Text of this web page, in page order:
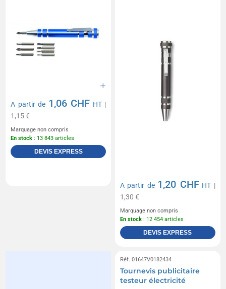
A partir de 1,06 CHF HT|
1,15 €
Marquage non compris
En stock : 13 843 articles
DEVIS EXPRESS
A partir de 1,20 CHF HT |
1,30 €
Marquage non compris
En stock : 12 454 articles
DEVIS EXPRESS
Réf. 01647V0182434
Tournevis publicitaire
testeur électricité